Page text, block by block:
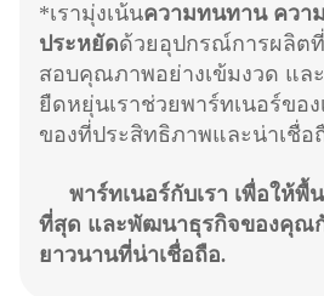
*เรามุ่งเน้นความทนทาน ควา
ประหยัดด้วยอุปกรณ์การผลิต
สอบคุณภาพอย่างเข้มงวด แล
ยืดหยุ่นเราช่วยพาร์ทเนอร์ของ
ของที่ประสิทธิภาพและน่าเชื่อ
พาร์ทเนอร์กับเรา เพื่อให้
ที่สุด และพัฒนาธุรกิจของคุณ
ยาวนานที่น่าเชื่อถือ.